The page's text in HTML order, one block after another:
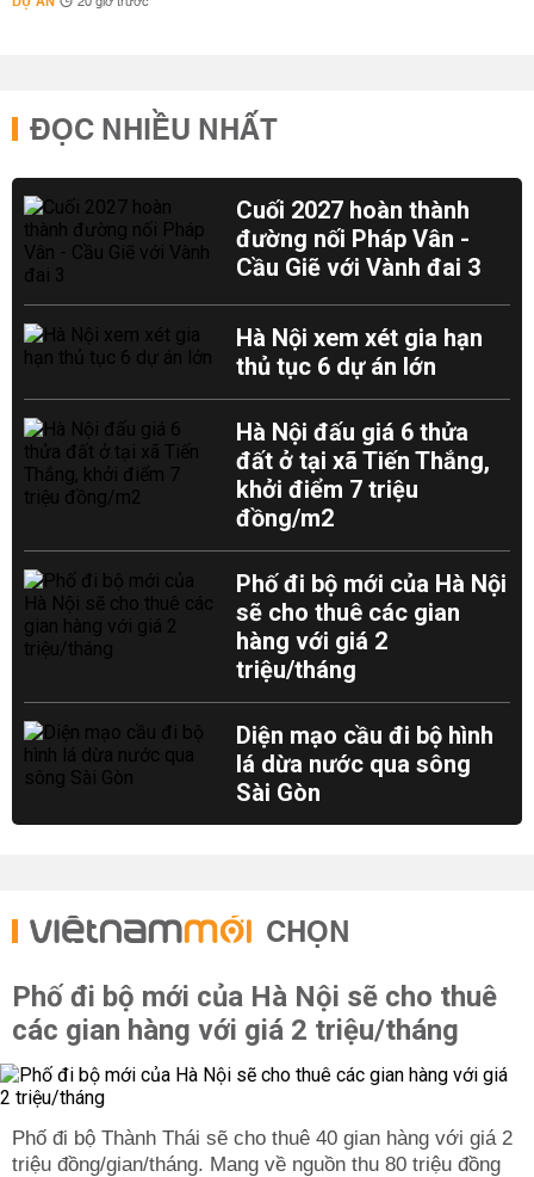
ĐỌC NHIỀU NHẤT
Cuối 2027 hoàn thành
đường nối Pháp Vân -
Cầu Giẽ với Vành đai 3
Hà Nội xem xét gia hạn
thủ tục 6 dự án lớn
Hà Nội đấu giá 6 thửa
đất ở tại xã Tiến Thắng,
khởi điểm 7 triệu
đồng/m2
Phố đi bộ mới của Hà Nội
sẽ cho thuê các gian
hàng với giá 2
triệu/tháng
Diện mạo cầu đi bộ hình
lá dừa nước qua sông
Sài Gòn
CHỌN
Phố đi bộ mới của Hà Nội sẽ cho thuê
các gian hàng với giá 2 triệu/tháng
Phố đi bộ Thành Thái sẽ cho thuê 40 gian hàng với giá 2
triệu đồng/gian/tháng. Mang về nguồn thu 80 triệu đồng